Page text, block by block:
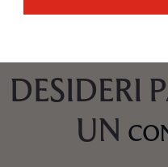
DESIDERI
UN